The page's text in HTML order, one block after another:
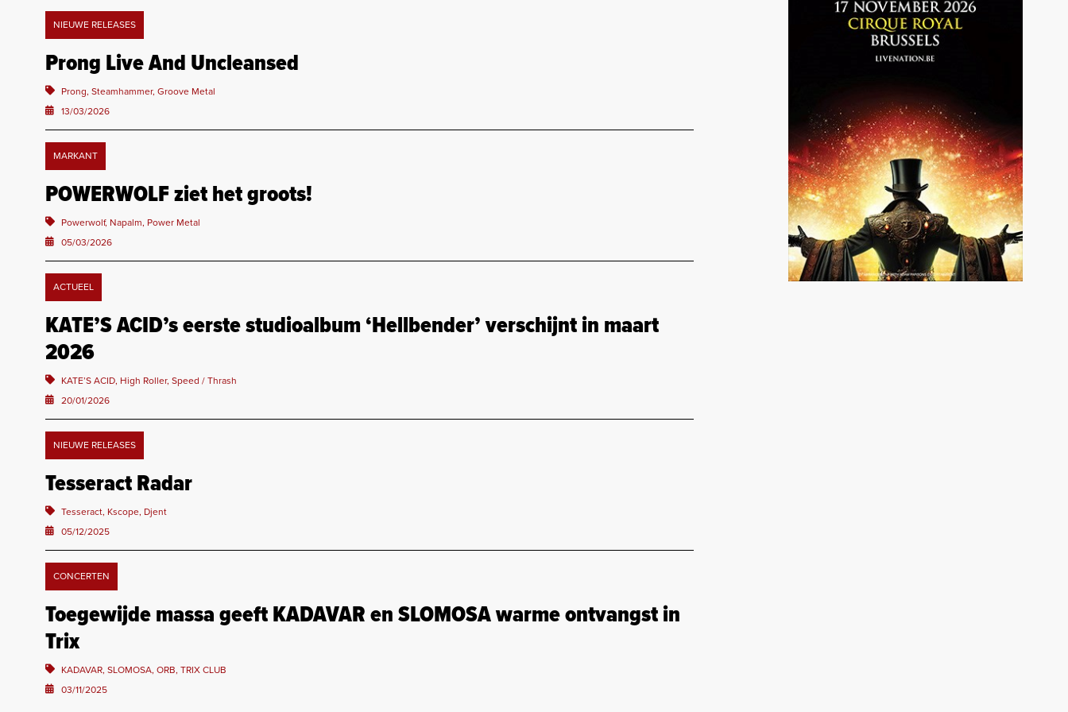
NIEUWE RELEASES
Prong Live And Uncleansed
Prong, Steamhammer, Groove Metal
13/03/2026
MARKANT
POWERWOLF ziet het groots!
Powerwolf, Napalm, Power Metal
05/03/2026
ACTUEEL
KATE’S ACID’s eerste studioalbum ‘Hellbender’ verschijnt in maart
2026
KATE’S ACID, High Roller, Speed / Thrash
20/01/2026
NIEUWE RELEASES
Tesseract Radar
Tesseract, Kscope, Djent
05/12/2025
CONCERTEN
Toegewijde massa geeft KADAVAR en SLOMOSA warme ontvangst in
Trix
KADAVAR, SLOMOSA, ORB, TRIX CLUB
03/11/2025